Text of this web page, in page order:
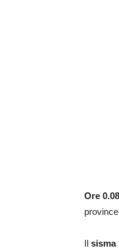
Ore 0.08
Il sisma